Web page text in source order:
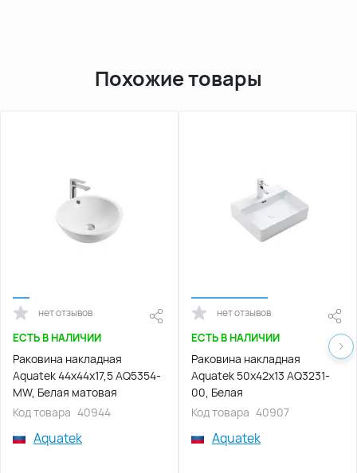
Похожие товары
нет отзывов
ЕСТЬ В НАЛИЧИИ
Раковина накладная
Aquatek 44х44х17,5 AQ5354-
MW, Белая матовая
Код товара 40944
Aquatek
нет отзывов
ЕСТЬ В НАЛИЧИИ
Раковина накладная
Aquatek 50х42х13 AQ3231-
00, Белая
Код товара 40907
Aquatek